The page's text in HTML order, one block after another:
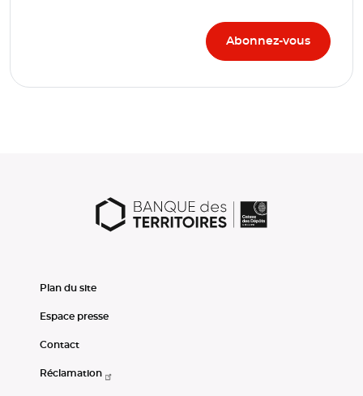
Plan du site
Espace presse
Contact
Réclamation